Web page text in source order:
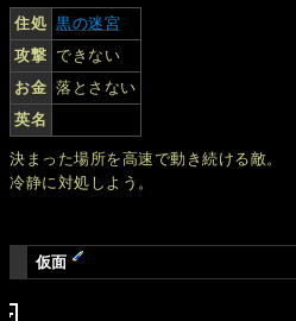
住処 黒の迷宮
攻撃 できない
お金 落とさない
英名
決まった場所を高速で動き続ける敵。
冷静に対処しよう。
仮面